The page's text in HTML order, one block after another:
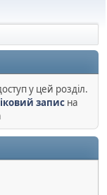
у цей розділ.
записна